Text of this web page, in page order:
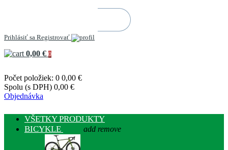
Prihlásiť sa Registrovať
0,00 € 0
Počet položiek: 0 0,00 €
Spolu (s DPH) 0,00 €
Objednávka
VŠETKY PRODUKTY
BICYKLE
add remove